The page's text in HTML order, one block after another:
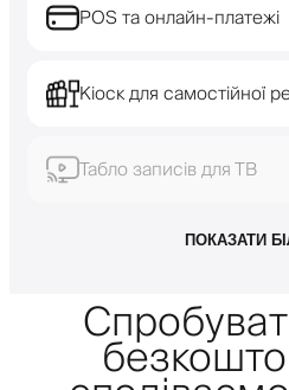
POS та онлайн-платежі
Кіоск для самостійної
Табло записів для ТВ
ПОКАЗАТИ